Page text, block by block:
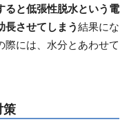
ると低張性脱水という電
長させてしまう結果にな
際には、水分とあわせて
策